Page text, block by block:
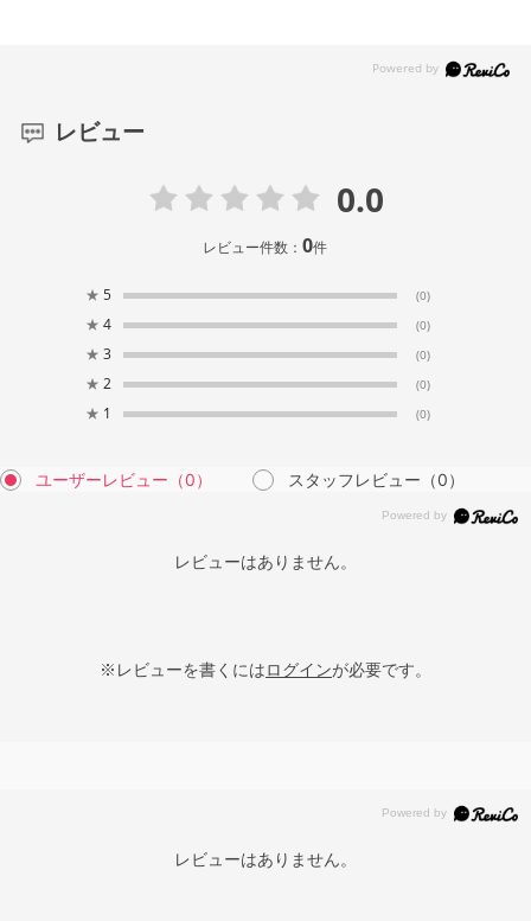
レビュー
0.0
レビュー件数：0件
★ 5 (0)
★ 4 (0)
★ 3 (0)
★ 2 (0)
★ 1 (0)
ユーザーレビュー （0） スタッフレビュー （0）
レビューはありません。
※レビューを書くにはログインが必要です。
レビューはありません。